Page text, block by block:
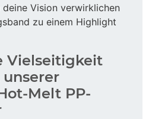
deine Vision verwirklichen
zu einem Highlight
Vielseitigkeit
Melt PP-